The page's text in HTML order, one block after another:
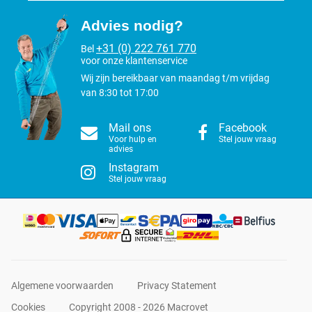
opzij borstelen!
Niet "hakken", voer met een rechte pols gelijkmatige, zachte
streken met de borstel uit.
Bij sterke vilting: borstel met een soort 'fietsbeweging' - NIET
hakkend borstelen met een gebogen pols.
De volgende rassen waarbij je deze borstel kunt gebruiken:
Tibetaanse Terriër, Goldendoodle, Bolonka Zwetna, Briard, Collie,
Sheltie, Picard, Portugese & Spaanse Waterhond, Bobtail, Bearded
Advies nodig?
Bel +31 (0) 222 761 770
voor onze klantenservice
Wij zijn bereikbaar van maandag t/m vrijdag
van 8:30 tot 17:00
Mail ons
Voor hulp en
advies
Facebook
Stel jouw vraag
Instagram
Stel jouw vraag
Algemene voorwaarden
Privacy Statement
Cookies
Copyright 2008 - 2026 Macrovet